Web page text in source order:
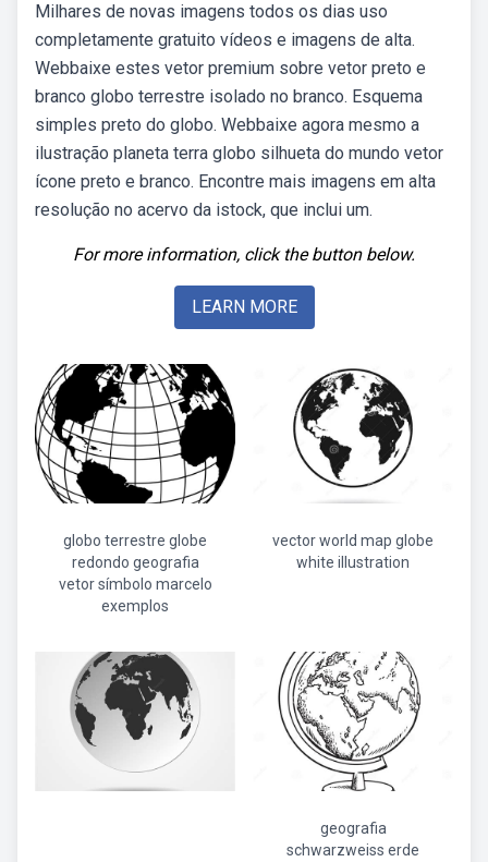
Milhares de novas imagens todos os dias uso
completamente gratuito vídeos e imagens de alta.
Webbaixe estes vetor premium sobre vetor preto e
branco globo terrestre isolado no branco. Esquema
simples preto do globo. Webbaixe agora mesmo a
ilustração planeta terra globo silhueta do mundo vetor
ícone preto e branco. Encontre mais imagens em alta
resolução no acervo da istock, que inclui um.
For more information, click the button below.
LEARN MORE
globo terrestre globe
redondo geografia
vetor símbolo marcelo
exemplos
vector world map globe
white illustration
geografia
schwarzweiss erde